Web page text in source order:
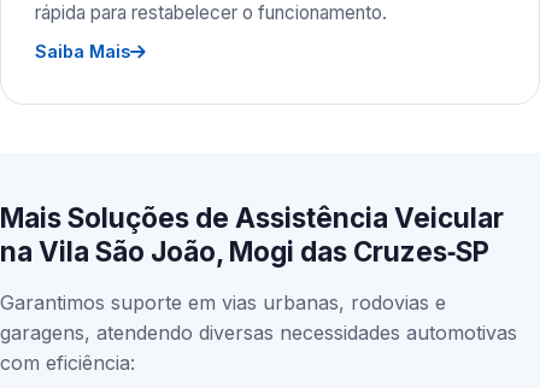
rápida para restabelecer o funcionamento.
Saiba Mais
Mais Soluções de Assistência Veicular
na Vila São João, Mogi das Cruzes‑SP
Garantimos suporte em vias urbanas, rodovias e
garagens, atendendo diversas necessidades automotivas
com eficiência: